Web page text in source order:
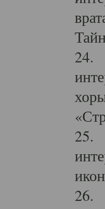
24.
25.
26.